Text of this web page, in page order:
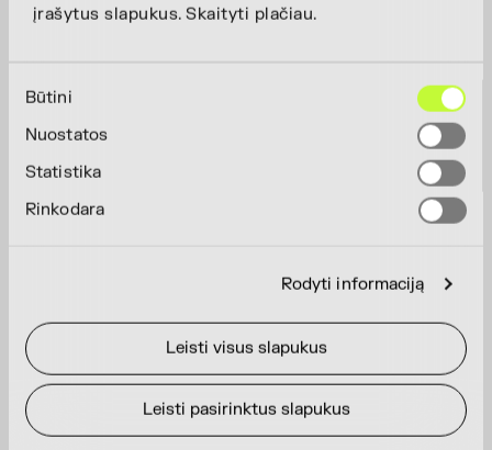
įrašytus slapukus. Skaityti plačiau.
Sutikimo
Būtini
Nuostatos
Statistika
Rinkodara
Rodyti informaciją
Leisti visus slapukus
Leisti pasirinktus slapukus